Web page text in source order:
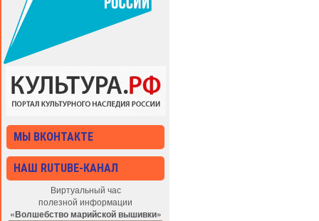
МЫ ВКОНТАКТЕ
НАШ RUTUBE-КАНАЛ
Виртуальный час
полезной информации
«Волшебство марийской вышивки»